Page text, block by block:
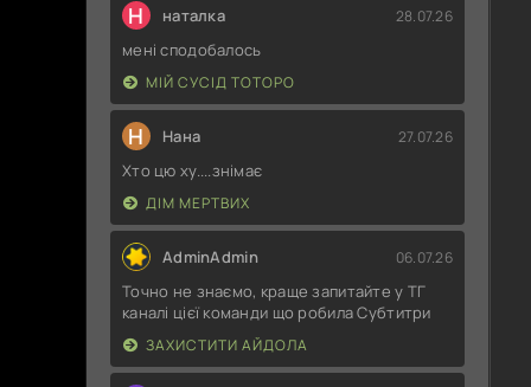
Н наталка 28.07.26
мені сподобалось
МІЙ СУСІД ТОТОРО
Н Нана 27.07.26
Хто цю ху....знімає
ДІМ МЕРТВИХ
AdminAdmin 06.07.26
Точно не знаємо, краще запитайте у ТГ
каналі цієї команди що робила Субтитри
ЗАХИСТИТИ АЙДОЛА